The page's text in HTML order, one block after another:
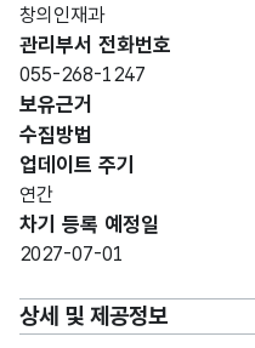
창의인재과
관리부서 전화번호
055-268-1247
보유근거
수집방법
업데이트 주기
연간
차기 등록 예정일
2027-07-01
상세 및 제공정보